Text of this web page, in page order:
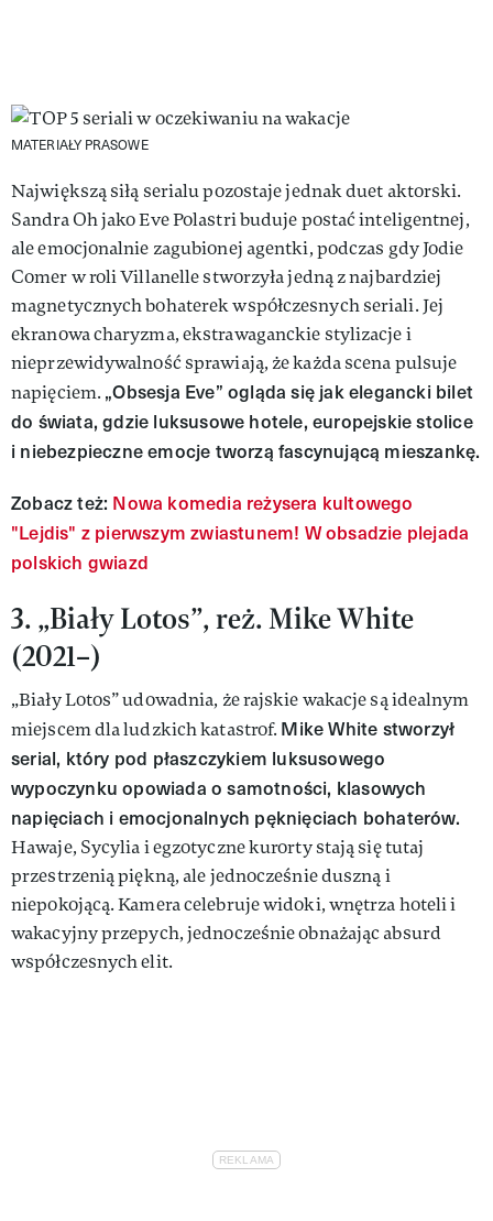
MATERIAŁY PRASOWE
Największą siłą serialu pozostaje jednak duet aktorski.
Sandra Oh jako Eve Polastri buduje postać inteligentnej,
ale emocjonalnie zagubionej agentki, podczas gdy Jodie
Comer w roli Villanelle stworzyła jedną z najbardziej
magnetycznych bohaterek współczesnych seriali. Jej
ekranowa charyzma, ekstrawaganckie stylizacje i
nieprzewidywalność sprawiają, że każda scena pulsuje
napięciem. „Obsesja Eve” ogląda się jak elegancki bilet
do świata, gdzie luksusowe hotele, europejskie stolice
i niebezpieczne emocje tworzą fascynującą mieszankę.
Zobacz też: Nowa komedia reżysera kultowego
"Lejdis" z pierwszym zwiastunem! W obsadzie plejada
polskich gwiazd
3. „Biały Lotos”, reż. Mike White
(2021–)
„Biały Lotos” udowadnia, że rajskie wakacje są idealnym
miejscem dla ludzkich katastrof. Mike White stworzył
serial, który pod płaszczykiem luksusowego
wypoczynku opowiada o samotności, klasowych
napięciach i emocjonalnych pęknięciach bohaterów.
Hawaje, Sycylia i egzotyczne kurorty stają się tutaj
przestrzenią piękną, ale jednocześnie duszną i
niepokojącą. Kamera celebruje widoki, wnętrza hoteli i
wakacyjny przepych, jednocześnie obnażając absurd
współczesnych elit.